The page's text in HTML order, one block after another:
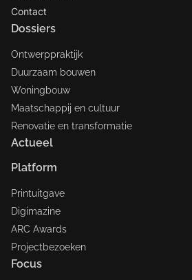
Contact
Dossiers
Ontwerppraktijk
Duurzaam bouwen
Woningbouw
Maatschappij en cultuur
Renovatie en transformatie
Actueel
Platform
Printuitgave
Digimazine
ARC Awards
Projectbezoeken
Focus